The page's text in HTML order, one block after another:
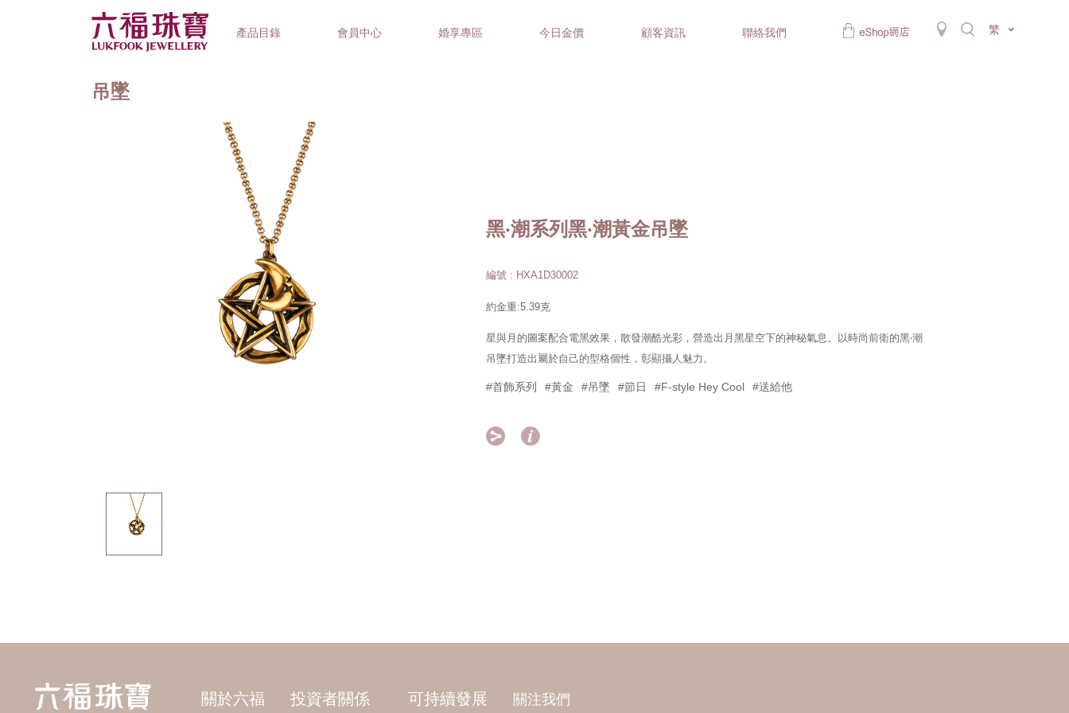
產品目錄 會員中心 婚享專區 今日金價 顧客資訊 聯絡我們 繁
精選禮品
吊墜
黑‧潮系列黑‧潮黃金吊墜
編號 : HXA1D30002
約金重:5.39克
星與月的圖案配合電黑效果，散發潮酷光彩，營造出月黑星空下的神秘氣息。以時尚前衛的黑‧潮
吊墜打造出屬於自己的型格個性，彰顯攝人魅力。
#首飾系列 #黃金 #吊墜 #節日 #F-style Hey Cool #送給他
 
關於六福 投資者關係 可持續發展 關注我們